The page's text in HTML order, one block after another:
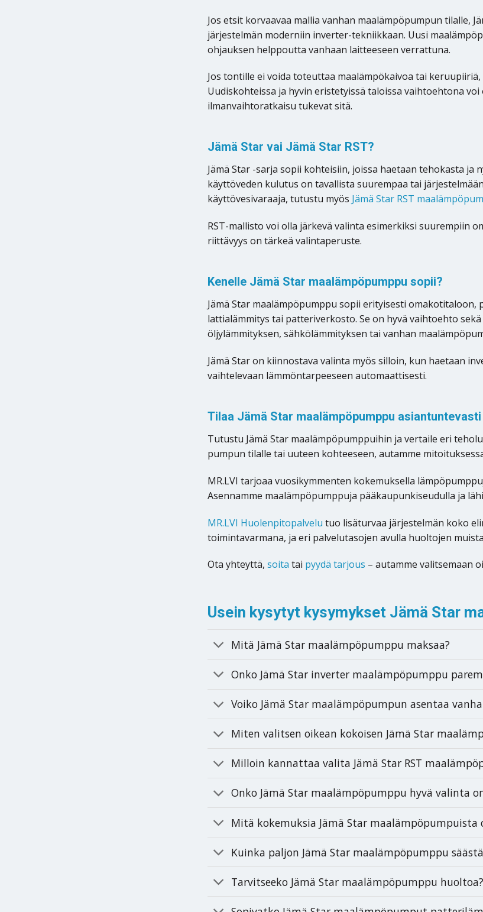
Jos etsit korvaavaa mallia vanhan maalämpöpumpun tilalle,
järjestelmän moderniin inverter-tekniikkaan. Uusi
ohjauksen helppoutta vanhaan laitteeseen verrattuna.
Jos tontille ei voida toteuttaa maalämpökaivoa tai
Uudiskohteissa ja hyvin eristetyissä taloissa vaihtoehtona voi
ilmanvaihtoratkaisu tukevat sitä.
Jämä Star vai Jämä Star RST?
Jämä Star -sarja sopii kohteisiin, joissa haetaan tehokasta ja
käyttöveden kulutus on tavallista suurempaa tai
käyttövesivaraaja, tutustu myös Jämä Star RST
RST-mallisto voi olla järkevä valinta esimerkiksi suurempiin
riittävyys on tärkeä valintaperuste.
Kenelle Jämä Star maalämpöpumppu sopii?
Jämä Star maalämpöpumppu sopii erityisesti
lattialämmitys tai patteriverkosto. Se on hyvä vaihtoehto
öljylämmityksen, sähkölämmityksen tai vanhan
Jämä Star on kiinnostava valinta myös silloin, kun haetaan
vaihtelevaan lämmöntarpeeseen automaattisesti.
Tilaa Jämä Star maalämpöpumppu
Tutustu Jämä Star maalämpöpumppuihin ja vertaile eri
pumpun tilalle tai uuteen kohteeseen, autamme
MR.LVI tarjoaa vuosikymmenten kokemuksella
Asennamme maalämpöpumppuja pääkaupunkiseudulla ja
MR.LVI Huolenpitopalvelu tuo lisäturvaa järjestelmän koko
toimintavarmana, ja eri palvelutasojen avulla huoltojen
Ota yhteyttä, soita tai pyydä tarjous – autamme valitsemaan
Usein kysytyt kysymykset Jämä Star
Mitä Jämä Star maalämpöpumppu maksaa?
Onko Jämä Star inverter maalämpöpumppu
Voiko Jämä Star maalämpöpumpun asentaa
Miten valitsen oikean kokoisen Jämä Star
Milloin kannattaa valita Jämä Star RST
Onko Jämä Star maalämpöpumppu hyvä valinta
Mitä kokemuksia Jämä Star maalämpöpumpuista
Kuinka paljon Jämä Star maalämpöpumppu
Tarvitseeko Jämä Star maalämpöpumppu huoltoa?